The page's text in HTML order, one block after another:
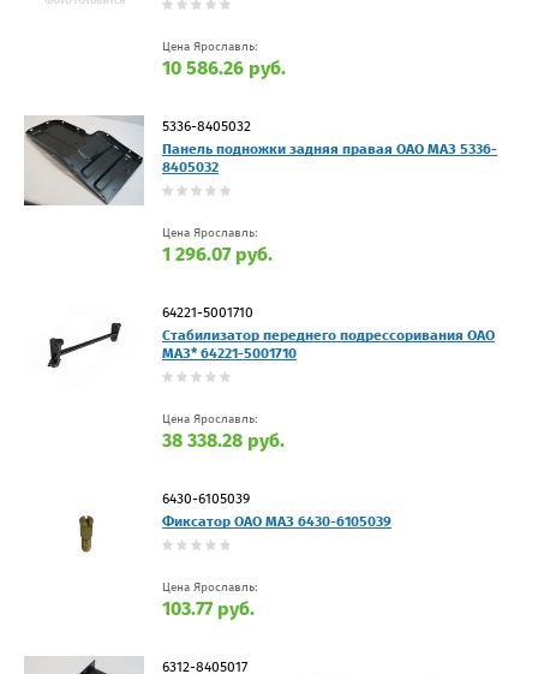
Цена Ярославль:
10 586.26 руб.
5336-8405032
Панель подножки задняя правая ОАО МАЗ 5336-
8405032
Цена Ярославль:
1 296.07 руб.
64221-5001710
Стабилизатор переднего подрессоривания ОАО
МАЗ* 64221-5001710
Цена Ярославль:
38 338.28 руб.
6430-6105039
Фиксатор ОАО МАЗ 6430-6105039
Цена Ярославль:
103.77 руб.
6312-8405017